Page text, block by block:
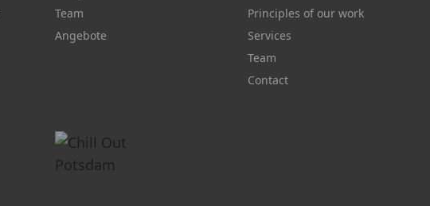
Team
Angebote
Principles of our work
Services
Team
Contact